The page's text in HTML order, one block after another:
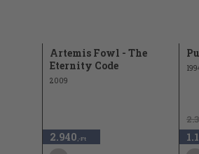
Artemis Fowl - The
Eternity Code
2009
2.940 ,-Ft